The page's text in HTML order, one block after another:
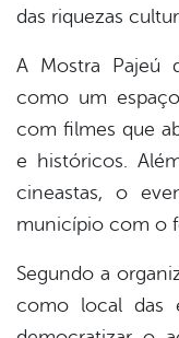
das riquezas
A Mostra Pajeú
como um
com filmes que
e históricos.
cineastas, o
município com o
Segundo a
como local das